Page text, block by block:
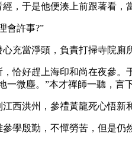
于是他便湊上前跟著看，
會許事?”
當淨頭，負責打掃寺院廁所
好趕上海印和尚在夜參。
一微塵。”本才禪師一聽，言
洪州，參禮黃龍死心悟新
殷勤，不憚勞苦，但是仍